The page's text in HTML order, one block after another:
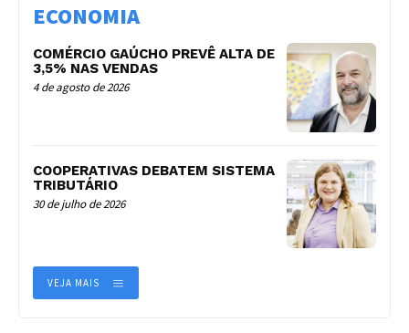
ECONOMIA
COMÉRCIO GAÚCHO PREVÊ ALTA DE
3,5% NAS VENDAS
4 de agosto de 2026
COOPERATIVAS DEBATEM SISTEMA
TRIBUTÁRIO
30 de julho de 2026
VEJA MAIS